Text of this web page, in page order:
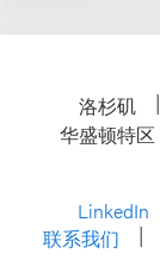
洛杉矶
华盛顿特区
LinkedIn
联系我们